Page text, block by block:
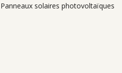
Panneaux solaires photovoltaïques